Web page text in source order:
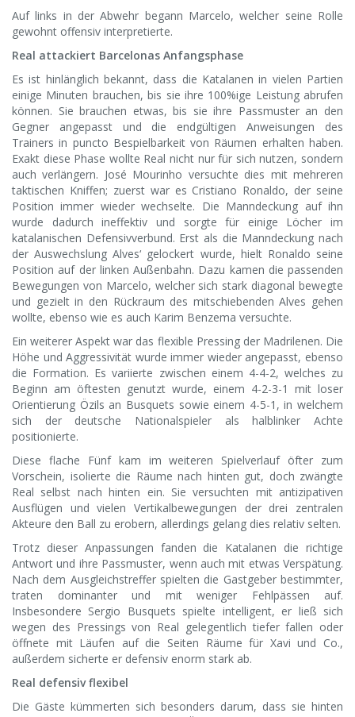
Auf links in der Abwehr begann Marcelo, welcher seine Rolle
gewohnt offensiv interpretierte.
Real attackiert Barcelonas Anfangsphase
Es ist hinlänglich bekannt, dass die Katalanen in vielen Partien
einige Minuten brauchen, bis sie ihre 100%ige Leistung abrufen
können. Sie brauchen etwas, bis sie ihre Passmuster an den
Gegner angepasst und die endgültigen Anweisungen des
Trainers in puncto Bespielbarkeit von Räumen erhalten haben.
Exakt diese Phase wollte Real nicht nur für sich nutzen, sondern
auch verlängern. José Mourinho versuchte dies mit mehreren
taktischen Kniffen; zuerst war es Cristiano Ronaldo, der seine
Position immer wieder wechselte. Die Manndeckung auf ihn
wurde dadurch ineffektiv und sorgte für einige Löcher im
katalanischen Defensivverbund. Erst als die Manndeckung nach
der Auswechslung Alves‘ gelockert wurde, hielt Ronaldo seine
Position auf der linken Außenbahn. Dazu kamen die passenden
Bewegungen von Marcelo, welcher sich stark diagonal bewegte
und gezielt in den Rückraum des mitschiebenden Alves gehen
wollte, ebenso wie es auch Karim Benzema versuchte.
Ein weiterer Aspekt war das flexible Pressing der Madrilenen. Die
Höhe und Aggressivität wurde immer wieder angepasst, ebenso
die Formation. Es variierte zwischen einem 4-4-2, welches zu
Beginn am öftesten genutzt wurde, einem 4-2-3-1 mit loser
Orientierung Özils an Busquets sowie einem 4-5-1, in welchem
sich der deutsche Nationalspieler als halblinker Achte
positionierte.
Diese flache Fünf kam im weiteren Spielverlauf öfter zum
Vorschein, isolierte die Räume nach hinten gut, doch zwängte
Real selbst nach hinten ein. Sie versuchten mit antizipativen
Ausflügen und vielen Vertikalbewegungen der drei zentralen
Akteure den Ball zu erobern, allerdings gelang dies relativ selten.
Trotz dieser Anpassungen fanden die Katalanen die richtige
Antwort und ihre Passmuster, wenn auch mit etwas Verspätung.
Nach dem Ausgleichstreffer spielten die Gastgeber bestimmter,
traten dominanter und mit weniger Fehlpässen auf.
Insbesondere Sergio Busquets spielte intelligent, er ließ sich
wegen des Pressings von Real gelegentlich tiefer fallen oder
öffnete mit Läufen auf die Seiten Räume für Xavi und Co.,
außerdem sicherte er defensiv enorm stark ab.
Real defensiv flexibel
Die Gäste kümmerten sich besonders darum, dass sie hinten